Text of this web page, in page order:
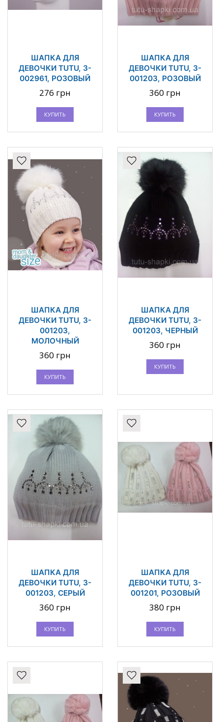
ШАПКА ДЛЯ
ДЕВОЧКИ TUTU, 3-
002961, РОЗОВЫЙ
276 грн
КУПИТЬ
ШАПКА ДЛЯ
ДЕВОЧКИ TUTU, 3-
001203, РОЗОВЫЙ
360 грн
КУПИТЬ
ШАПКА ДЛЯ
ДЕВОЧКИ TUTU, 3-
001203,
МОЛОЧНЫЙ
360 грн
КУПИТЬ
ШАПКА ДЛЯ
ДЕВОЧКИ TUTU, 3-
001203, ЧЕРНЫЙ
360 грн
КУПИТЬ
ШАПКА ДЛЯ
ДЕВОЧКИ TUTU, 3-
001203, СЕРЫЙ
360 грн
КУПИТЬ
ШАПКА ДЛЯ
ДЕВОЧКИ TUTU, 3-
001201, РОЗОВЫЙ
380 грн
КУПИТЬ